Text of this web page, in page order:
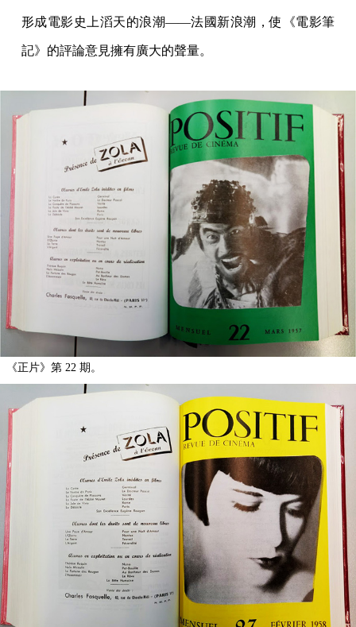
形成電影史上滔天的浪潮——法國新浪潮，使《電影筆
記》的評論意見擁有廣大的聲量。
《正片》第 22 期。